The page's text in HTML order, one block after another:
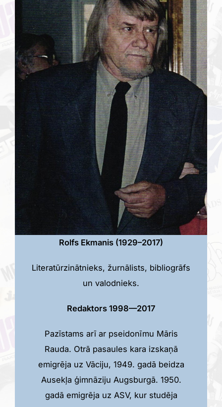
Rolfs Ekmanis (1929–2017)
Literatūrzinātnieks, žurnālists, bibliogrāfs
un valodnieks.
Redaktors 1998—2017
Pazīstams arī ar pseidonīmu Māris
Rauda. Otrā pasaules kara izskaņā
emigrēja uz Vāciju, 1949. gadā beidza
Ausekļa ģimnāziju Augsburgā. 1950.
gadā emigrēja uz ASV, kur studēja